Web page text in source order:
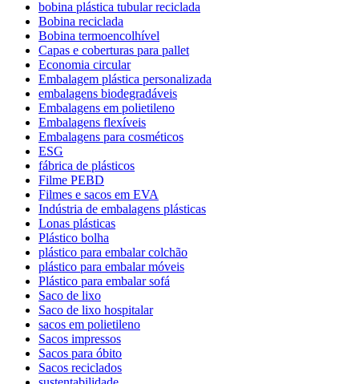
bobina plástica tubular reciclada
Bobina reciclada
Bobina termoencolhível
Capas e coberturas para pallet
Economia circular
Embalagem plástica personalizada
embalagens biodegradáveis
Embalagens em polietileno
Embalagens flexíveis
Embalagens para cosméticos
ESG
fábrica de plásticos
Filme PEBD
Filmes e sacos em EVA
Indústria de embalagens plásticas
Lonas plásticas
Plástico bolha
plástico para embalar colchão
plástico para embalar móveis
Plástico para embalar sofá
Saco de lixo
Saco de lixo hospitalar
sacos em polietileno
Sacos impressos
Sacos para óbito
Sacos reciclados